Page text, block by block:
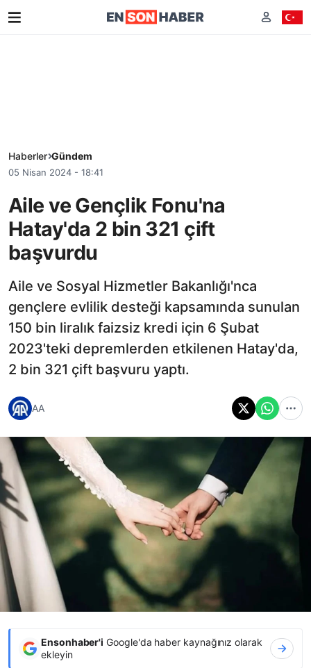
Haberler Gündem
05 Nisan 2024 - 18:41
Aile ve Gençlik Fonu'na
Hatay'da 2 bin 321 çift
başvurdu
Aile ve Sosyal Hizmetler Bakanlığı'nca
gençlere evlilik desteği kapsamında sunulan
150 bin liralık faizsiz kredi için 6 Şubat
2023'teki depremlerden etkilenen Hatay'da,
2 bin 321 çift başvuru yaptı.
AA
Ensonhaber'i Google'da haber kaynağınız olarak
ekleyin